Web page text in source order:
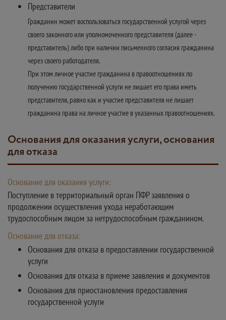
Представители
Гражданин может воспользоваться государственной услугой через
своего законного или уполномоченного представителя (далее -
представитель) либо при наличии письменного согласия гражданина
через своего работодателя.
При этом личное участие гражданина в правоотношениях по
получению государственной услуги не лишает его права иметь
представителя, равно как и участие представителя не лишает
гражданина права на личное участие в указанных правоотношениях.
Основания для оказания услуги, основания
для отказа
Основание для оказания услуги:
Поступление в территориальный орган ПФР заявления о
продолжении осуществления ухода неработающим
трудоспособным лицом за нетрудоспособным гражданином.
Основание для отказа:
Основания для отказа в предоставлении государственной
услуги
Основания для отказа в приеме заявления и документов
Основания для приостановления предоставления
государственной услуги